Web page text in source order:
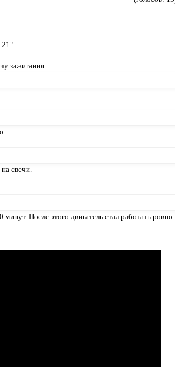
21"
зажигания.
свечи.
После этого двигатель стал работать ровно.